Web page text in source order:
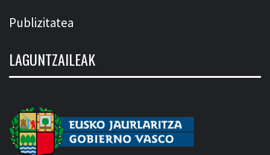
Publizitatea
LAGUNTZAILEAK